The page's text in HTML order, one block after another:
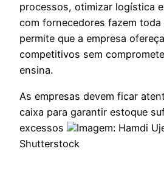
processos, otimizar logística
com fornecedores fazem toda
permite que a empresa
competitivos sem
ensina.
As empresas devem ficar
caixa para garantir estoque
excessos
Imagem: Hamdi
Shutterstock